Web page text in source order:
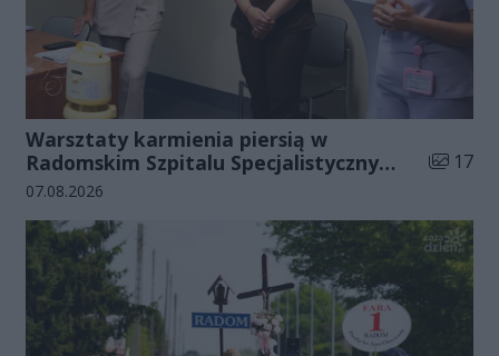
Warsztaty karmienia piersią w
Radomskim Szpitalu Specjalistycznym
(zdjęcia)
Liczba
17
Data dodania galerii:
07.08.2026